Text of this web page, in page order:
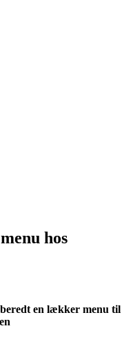
hos
en lækker menu til